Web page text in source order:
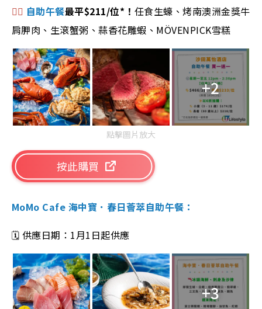
👉🏻 自助午餐最平$211/位*！ 任食生蠔、烤南澳洲金獎牛
肩胛肉、生滾蟹粥、蒜香花雕蝦 、 MÖVENPICK雪糕
+2
點擊圖片放大
按此購買
MoMo Cafe 海中寶．春日薈萃自助午餐：
🗓️ 供應日期：1月1日起供應
+3